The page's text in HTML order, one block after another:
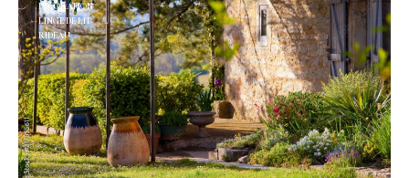
DÉCORATION
LINGE DE LIT
RIDEAU